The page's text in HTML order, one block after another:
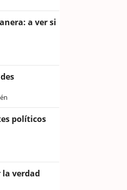
a ver si
políticos
la verdad